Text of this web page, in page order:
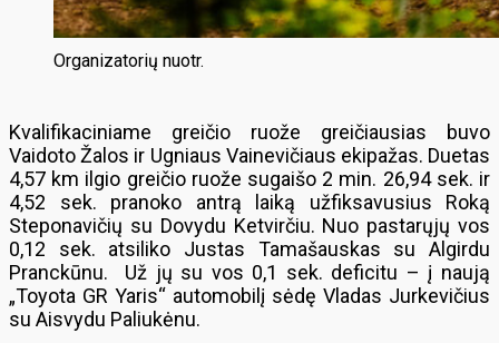
Organizatorių nuotr.
Kvalifikaciniame greičio ruože greičiausias buvo
Vaidoto Žalos ir Ugniaus Vainevičiaus ekipažas. Duetas
4,57 km ilgio greičio ruože sugaišo 2 min. 26,94 sek. ir
4,52 sek. pranoko antrą laiką užfiksavusius Roką
Steponavičių su Dovydu Ketvirčiu. Nuo pastarųjų vos
0,12 sek. atsiliko Justas Tamašauskas su Algirdu
Pranckūnu. Už jų su vos 0,1 sek. deficitu – į naują
„Toyota GR Yaris“ automobilį sėdę Vladas Jurkevičius
su Aisvydu Paliukėnu.